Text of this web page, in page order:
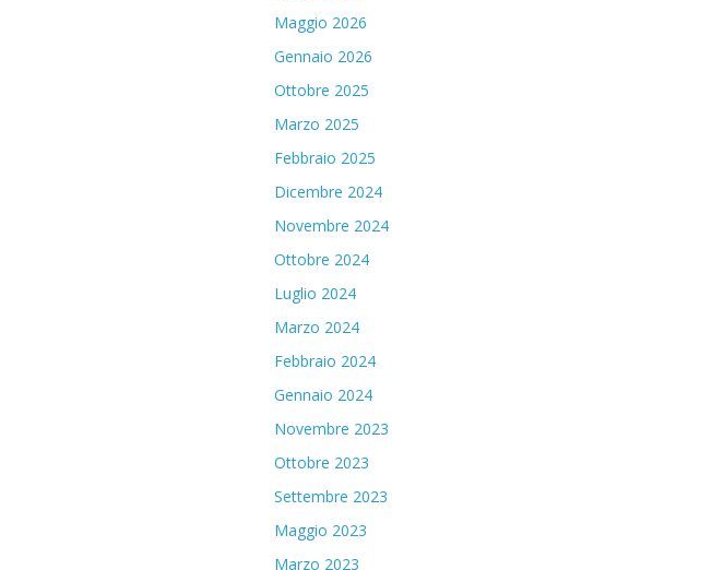
Maggio 2026
Gennaio 2026
Ottobre 2025
Marzo 2025
Febbraio 2025
Dicembre 2024
Novembre 2024
Ottobre 2024
Luglio 2024
Marzo 2024
Febbraio 2024
Gennaio 2024
Novembre 2023
Ottobre 2023
Settembre 2023
Maggio 2023
Marzo 2023